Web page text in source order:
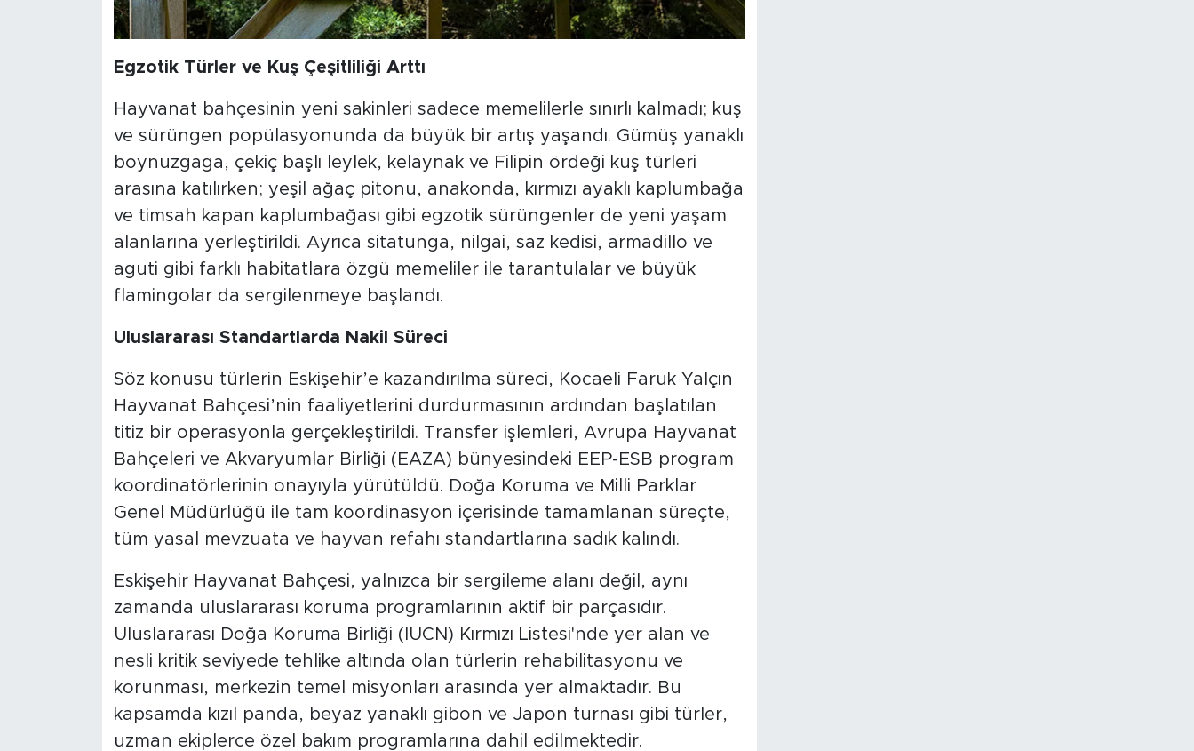
Egzotik Türler ve Kuş Çeşitliliği Arttı
Hayvanat bahçesinin yeni sakinleri sadece memelilerle sınırlı kalmadı; kuş
ve sürüngen popülasyonunda da büyük bir artış yaşandı. Gümüş yanaklı
boynuzgaga, çekiç başlı leylek, kelaynak ve Filipin ördeği kuş türleri
arasına katılırken; yeşil ağaç pitonu, anakonda, kırmızı ayaklı kaplumbağa
ve timsah kapan kaplumbağası gibi egzotik sürüngenler de yeni yaşam
alanlarına yerleştirildi. Ayrıca sitatunga, nilgai, saz kedisi, armadillo ve
aguti gibi farklı habitatlara özgü memeliler ile tarantulalar ve büyük
flamingolar da sergilenmeye başlandı.
Uluslararası Standartlarda Nakil Süreci
Söz konusu türlerin Eskişehir’e kazandırılma süreci, Kocaeli Faruk Yalçın
Hayvanat Bahçesi’nin faaliyetlerini durdurmasının ardından başlatılan
titiz bir operasyonla gerçekleştirildi. Transfer işlemleri, Avrupa Hayvanat
Bahçeleri ve Akvaryumlar Birliği (EAZA) bünyesindeki EEP-ESB program
koordinatörlerinin onayıyla yürütüldü. Doğa Koruma ve Milli Parklar
Genel Müdürlüğü ile tam koordinasyon içerisinde tamamlanan süreçte,
tüm yasal mevzuata ve hayvan refahı standartlarına sadık kalındı.
Eskişehir Hayvanat Bahçesi, yalnızca bir sergileme alanı değil, aynı
zamanda uluslararası koruma programlarının aktif bir parçasıdır.
Uluslararası Doğa Koruma Birliği (IUCN) Kırmızı Listesi'nde yer alan ve
nesli kritik seviyede tehlike altında olan türlerin rehabilitasyonu ve
korunması, merkezin temel misyonları arasında yer almaktadır. Bu
kapsamda kızıl panda, beyaz yanaklı gibon ve Japon turnası gibi türler,
uzman ekiplerce özel bakım programlarına dahil edilmektedir.